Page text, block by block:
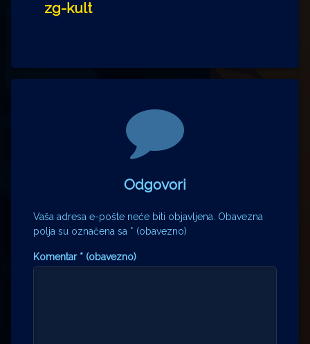
zg-kult
Odgovori
Vaša adresa e-pošte neće biti objavljena. Obavezna
polja su označena sa * (obavezno)
Komentar * (obavezno)